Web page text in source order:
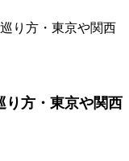
り方・東京や関西
り方・東京や関西